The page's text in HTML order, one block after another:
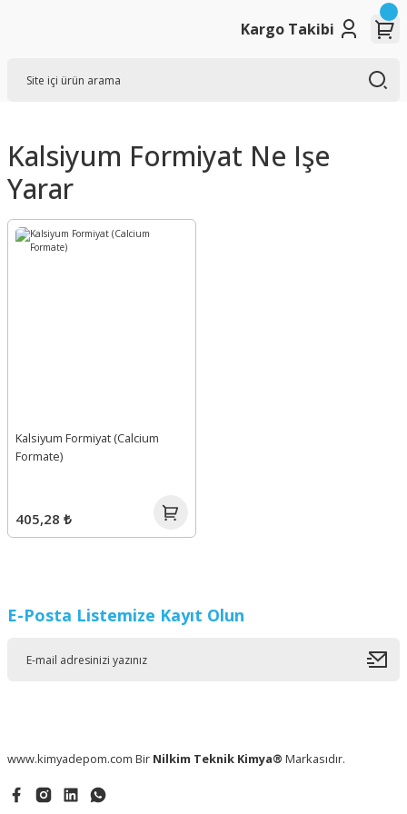
Kargo Takibi
Kalsiyum Formiyat Ne Işe
Yarar
Kalsiyum Formiyat (Calcium
Formate)
405,28 ₺
E-Posta Listemize Kayıt Olun
www.kimyadepom.com Bir Nilkim Teknik Kimya® Markasıdır.